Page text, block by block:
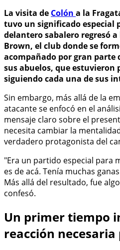
La visita de Colón a la
tuvo un significado especial
delantero sabalero regresó
Brown, el club donde se
acompañado por gran parte
sus abuelos, que estuvieron
siguiendo cada una de sus
Sin embargo, más allá de la
atacante se enfocó en el
mensaje claro sobre el
necesita cambiar la
verdadero protagonista del
"Era un partido especial para
es de acá. Tenía muchas
Más allá del resultado, fue
confesó.
Un primer tiempo
reacción necesaria